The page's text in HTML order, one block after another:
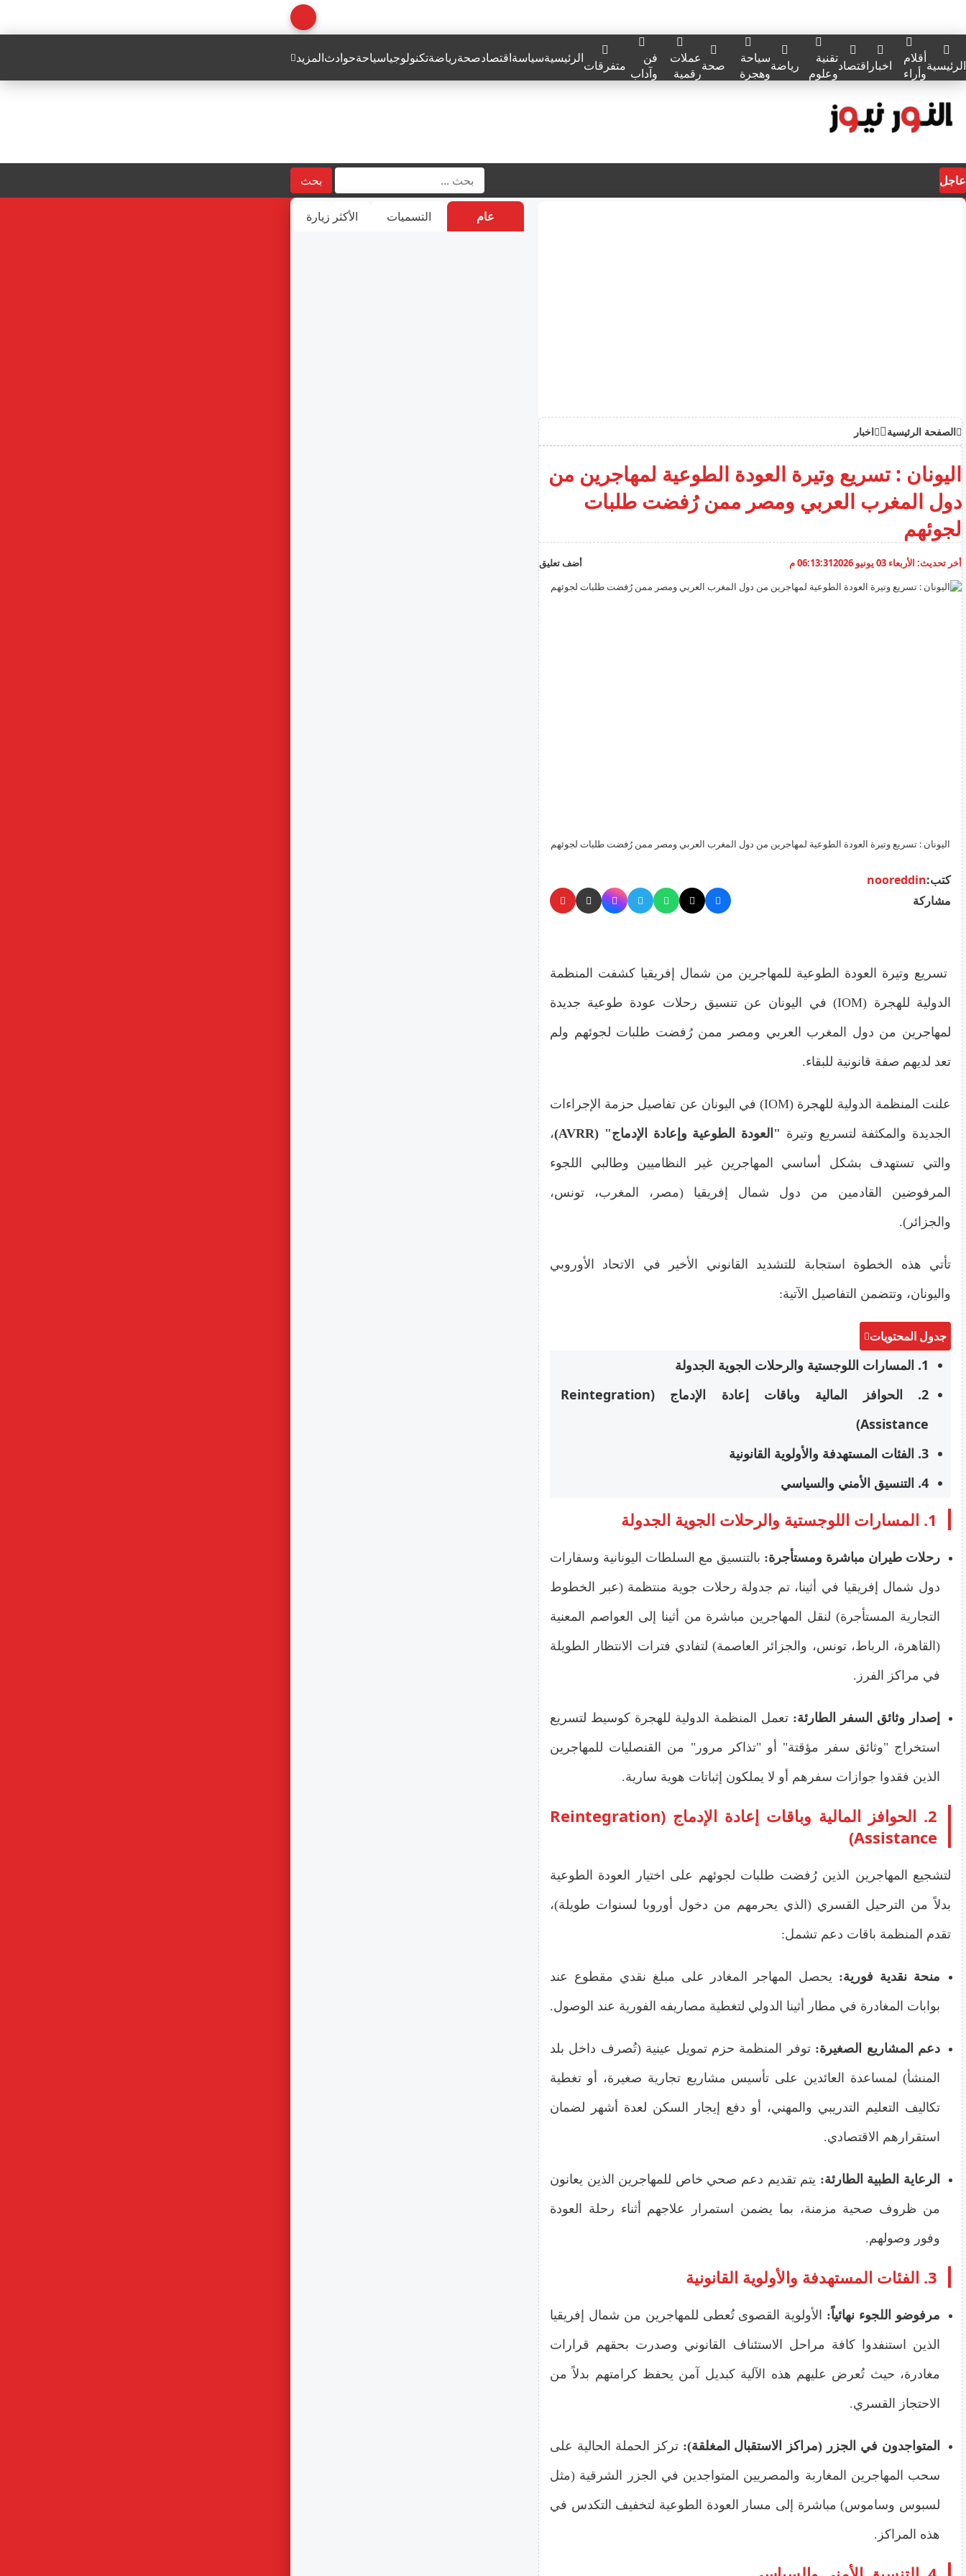
الرئيسيةأقلام
وأراء
اخبار اقتصادتقنية
وعلوم
رياضةسياحة
وهجرة
صحةعملات
رقمية
فن
وآداب متفرقاتالرئيسيةسياسةاقتصادصحةرياضةتكنولوجياسياحةحوادثالمزيد
عاجل بحث
الصفحة الرئيسية اخبار
اليونان : تسريع وتيرة العودة الطوعية لمهاجرين من
دول المغرب العربي ومصر ممن رُفضت طلبات
لجوئهم
أخر تحديث: الأربعاء 03 يونيو 2026 06:13:31 م أضف تعليق
اليونان : تسريع وتيرة العودة الطوعية لمهاجرين من دول المغرب العربي ومصر ممن رُفضت طلبات لجوئهم
كتب:nooreddin
مشاركة
تسريع وتيرة العودة الطوعية للمهاجرين من شمال إفريقيا كشفت المنظمة
الدولية للهجرة (IOM) في اليونان عن تنسيق رحلات عودة طوعية جديدة
لمهاجرين من دول المغرب العربي ومصر ممن رُفضت طلبات لجوئهم ولم
تعد لديهم صفة قانونية للبقاء.
علنت المنظمة الدولية للهجرة (IOM) في اليونان عن تفاصيل حزمة الإجراءات
الجديدة والمكثفة لتسريع وتيرة "العودة الطوعية وإعادة الإدماج" (AVRR) ،
والتي تستهدف بشكل أساسي المهاجرين غير النظاميين وطالبي اللجوء
المرفوضين القادمين من دول شمال إفريقيا (مصر، المغرب، تونس،
والجزائر).
تأتي هذه الخطوة استجابة للتشديد القانوني الأخير في الاتحاد الأوروبي
واليونان، وتتضمن التفاصيل الآتية:
جدول المحتويات
1. المسارات اللوجستية والرحلات الجوية الجدولة
2. الحوافز المالية وباقات إعادة الإدماج (Reintegration
Assistance)
3. الفئات المستهدفة والأولوية القانونية
4. التنسيق الأمني والسياسي
1. المسارات اللوجستية والرحلات الجوية الجدولة
رحلات طيران مباشرة ومستأجرة: بالتنسيق مع السلطات اليونانية وسفارات
دول شمال إفريقيا في أثينا، تم جدولة رحلات جوية منتظمة (عبر الخطوط
التجارية المستأجرة) لنقل المهاجرين مباشرة من أثينا إلى العواصم المعنية
(القاهرة، الرباط، تونس، والجزائر العاصمة) لتفادي فترات الانتظار الطويلة
في مراكز الفرز.
إصدار وثائق السفر الطارئة: تعمل المنظمة الدولية للهجرة كوسيط لتسريع
استخراج "وثائق سفر مؤقتة" أو "تذاكر مرور" من القنصليات للمهاجرين
الذين فقدوا جوازات سفرهم أو لا يملكون إثباتات هوية سارية.
2. الحوافز المالية وباقات إعادة الإدماج (Reintegration
Assistance)
لتشجيع المهاجرين الذين رُفضت طلبات لجوئهم على اختيار العودة الطوعية
بدلاً من الترحيل القسري (الذي يحرمهم من دخول أوروبا لسنوات طويلة)،
تقدم المنظمة باقات دعم تشمل:
منحة نقدية فورية: يحصل المهاجر المغادر على مبلغ نقدي مقطوع عند
بوابات المغادرة في مطار أثينا الدولي لتغطية مصاريفه الفورية عند الوصول.
دعم المشاريع الصغيرة: توفر المنظمة حزم تمويل عينية (تُصرف داخل بلد
المنشأ) لمساعدة العائدين على تأسيس مشاريع تجارية صغيرة، أو تغطية
تكاليف التعليم التدريبي والمهني، أو دفع إيجار السكن لعدة أشهر لضمان
استقرارهم الاقتصادي.
الرعاية الطبية الطارئة: يتم تقديم دعم صحي خاص للمهاجرين الذين يعانون
من ظروف صحية مزمنة، بما يضمن استمرار علاجهم أثناء رحلة العودة
وفور وصولهم.
3. الفئات المستهدفة والأولوية القانونية
مرفوضو اللجوء نهائياً: الأولوية القصوى تُعطى للمهاجرين من شمال إفريقيا
الذين استنفدوا كافة مراحل الاستئناف القانوني وصدرت بحقهم قرارات
مغادرة، حيث تُعرض عليهم هذه الآلية كبديل آمن يحفظ كرامتهم بدلاً من
الاحتجاز القسري.
المتواجدون في الجزر (مراكز الاستقبال المغلقة): تركز الحملة الحالية على
سحب المهاجرين المغاربة والمصريين المتواجدين في الجزر الشرقية (مثل
لسبوس وساموس) مباشرة إلى مسار العودة الطوعية لتخفيف التكدس في
هذه المراكز.
عام التسميات الأكثر زيارة